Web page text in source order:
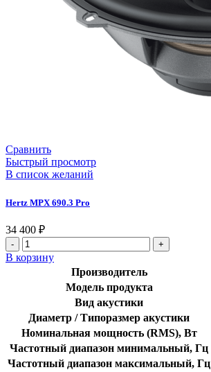
Сравнить
Быстрый просмотр
В список желаний
Hertz MPX 690.3 Pro
34 400 ₽
В корзину
Производитель
Модель продукта
Вид акустики
Диаметр / Типоразмер акустики
Номинальная мощность (RMS), Вт
Частотный диапазон минимальный, Гц
Частотный диапазон максимальный, Гц